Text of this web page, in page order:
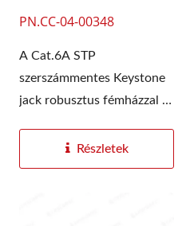
PN.CC-04-00348
A Cat.6A STP
szerszámmentes Keystone
jack robusztus fémházzal és
Részletek